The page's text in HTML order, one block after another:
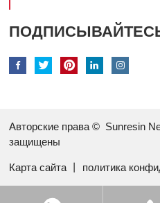
Авторские права © Sunresin
защищены
Карта сайта политика